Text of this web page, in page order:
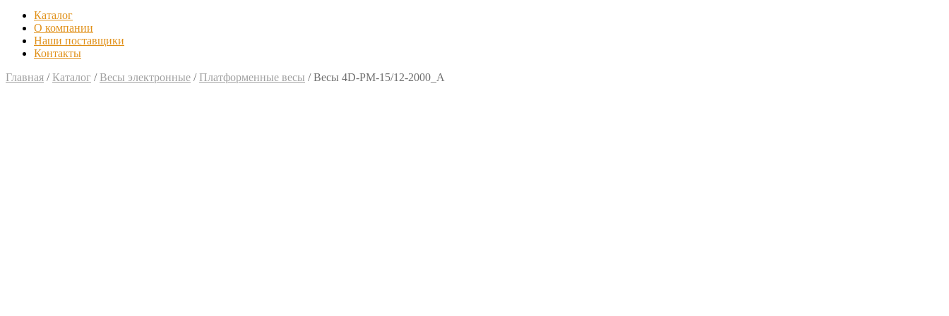
Каталог
О компании
Наши поставщики
Контакты
Главная / Каталог / Весы электронные / Платформенные весы /Весы 4D-PM-15/12-2000_A